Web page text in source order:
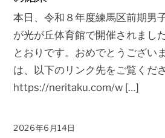
本日、令和８年度練馬区前期男
が光が丘体育館で開催されまし
とおりです。おめでとうござい
は、以下のリンク先をご覧くださ
https://neritaku.com/w […]
2026年6月14日